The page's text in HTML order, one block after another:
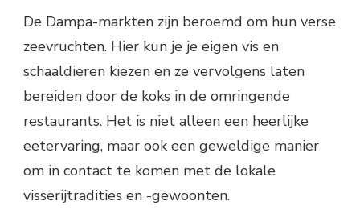
De Dampa-markten zijn beroemd om hun verse
zeevruchten. Hier kun je je eigen vis en
schaaldieren kiezen en ze vervolgens laten
bereiden door de koks in de omringende
restaurants. Het is niet alleen een heerlijke
eetervaring, maar ook een geweldige manier
om in contact te komen met de lokale
visserijtradities en -gewoonten.